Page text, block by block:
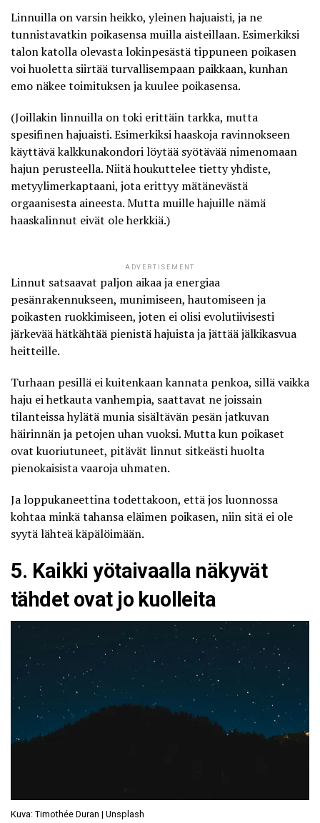
Linnuilla on varsin heikko, yleinen hajuaisti, ja ne
tunnistavatkin poikasensa muilla aisteillaan. Esimerkiksi
talon katolla olevasta lokinpesästä tippuneen poikasen
voi huoletta siirtää turvallisempaan paikkaan, kunhan
emo näkee toimituksen ja kuulee poikasensa.
(Joillakin linnuilla on toki erittäin tarkka, mutta
spesifinen hajuaisti. Esimerkiksi haaskoja ravinnokseen
käyttävä kalkkunakondori löytää syötävää nimenomaan
hajun perusteella. Niitä houkuttelee tietty yhdiste,
metyylimerkaptaani, jota erittyy mätänevästä
orgaanisesta aineesta. Mutta muille hajuille nämä
haaskalinnut eivät ole herkkiä.)
ADVERTISEMENT
Linnut satsaavat paljon aikaa ja energiaa
pesänrakennukseen, munimiseen, hautomiseen ja
poikasten ruokkimiseen, joten ei olisi evolutiivisesti
järkevää hätkähtää pienistä hajuista ja jättää jälkikasvua
heitteille.
Turhaan pesillä ei kuitenkaan kannata penkoa, sillä vaikka
haju ei hetkauta vanhempia, saattavat ne joissain
tilanteissa hylätä munia sisältävän pesän jatkuvan
häirinnän ja petojen uhan vuoksi. Mutta kun poikaset
ovat kuoriutuneet, pitävät linnut sitkeästi huolta
pienokaisista vaaroja uhmaten.
Ja loppukaneettina todettakoon, että jos luonnossa
kohtaa minkä tahansa eläimen poikasen, niin sitä ei ole
syytä lähteä käpälöimään.
5. Kaikki yötaivaalla näkyvät
tähdet ovat jo kuolleita
Kuva: Timothée Duran | Unsplash